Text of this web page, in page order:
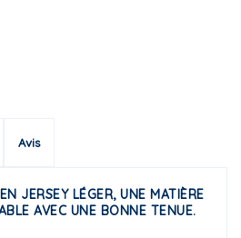
Avis
JERSEY LÉGER, UNE MATIÈRE
AVEC UNE BONNE TENUE.